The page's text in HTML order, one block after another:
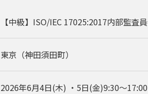
【中級】ISO/IEC 17025:2017内部監査
東京（神田須田町）
2026年6月4日(木) ・5日(金)9:30～